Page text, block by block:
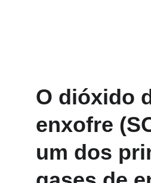
O dióxido
enxofre
um dos